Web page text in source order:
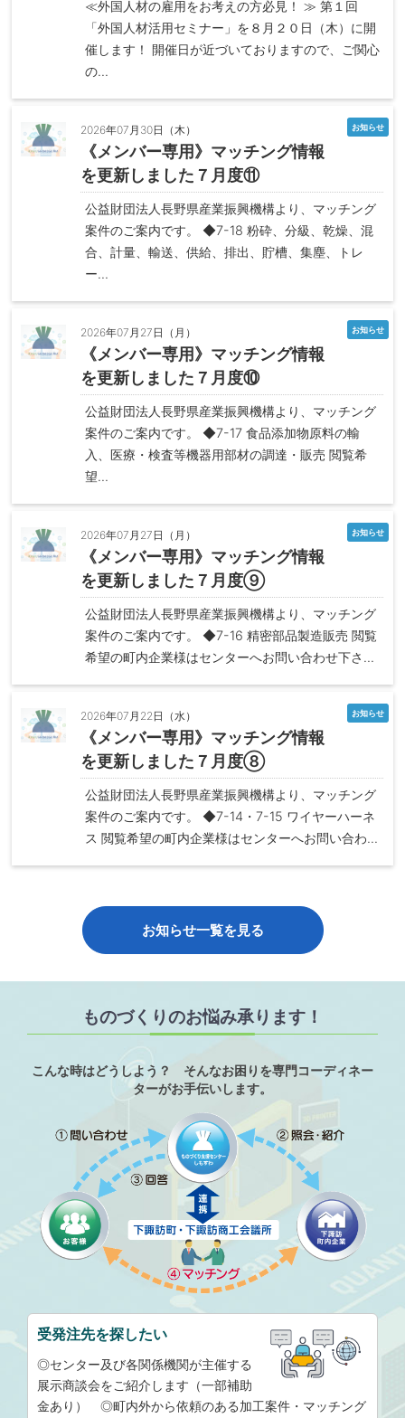
≪外国人材の雇用をお考えの方必見！ ≫ 第１回
「外国人材活用セミナー」を８月２０日（木）に開
催します！ 開催日が近づいておりますので、ご関心
の...
お知らせ
2026年07月30日（木）
《メンバー専用》マッチング情報
を更新しました７月度⑪
公益財団法人長野県産業振興機構より、マッチング
案件のご案内です。 ◆7-18 粉砕、分級、乾燥、混
合、計量、輸送、供給、排出、貯槽、集塵、トレ
ー...
お知らせ
2026年07月27日（月）
《メンバー専用》マッチング情報
を更新しました７月度⑩
公益財団法人長野県産業振興機構より、マッチング
案件のご案内です。 ◆7-17 食品添加物原料の輸
入、医療・検査等機器用部材の調達・販売 閲覧希
望...
お知らせ
2026年07月27日（月）
《メンバー専用》マッチング情報
を更新しました７月度⑨
公益財団法人長野県産業振興機構より、マッチング
案件のご案内です。 ◆7-16 精密部品製造販売 閲覧
希望の町内企業様はセンターへお問い合わせ下さ...
お知らせ
2026年07月22日（水）
《メンバー専用》マッチング情報
を更新しました７月度⑧
公益財団法人長野県産業振興機構より、マッチング
案件のご案内です。 ◆7-14・7-15 ワイヤーハーネ
ス 閲覧希望の町内企業様はセンターへお問い合わ...
お知らせ一覧を見る
ものづくりのお悩み承ります！
こんな時はどうしよう？ そんなお困りを専門コーディネー
ターがお手伝いします。
受発注先を探したい
◎センター及び各関係機関が主催する
展示商談会をご紹介します（一部補助
金あり） ◎町内外から依頼のある加工案件・マッチング